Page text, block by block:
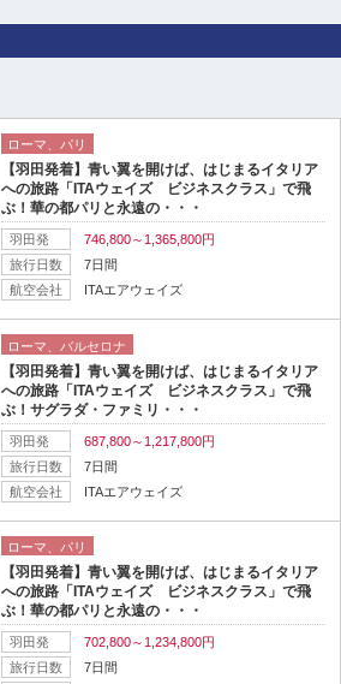
ローマ、パリ
【羽田発着】青い翼を開けば、はじまるイタリア
への旅路「ITAウェイズ ビジネスクラス」で飛
ぶ！華の都パリと永遠の・・・
羽田発
746,800～1,365,800円
旅行日数
7日間
航空会社
ITAエアウェイズ
ローマ、バルセロナ
【羽田発着】青い翼を開けば、はじまるイタリア
への旅路「ITAウェイズ ビジネスクラス」で飛
ぶ！サグラダ・ファミリ・・・
羽田発
687,800～1,217,800円
旅行日数
7日間
航空会社
ITAエアウェイズ
ローマ、パリ
【羽田発着】青い翼を開けば、はじまるイタリア
への旅路「ITAウェイズ ビジネスクラス」で飛
ぶ！華の都パリと永遠の・・・
羽田発
702,800～1,234,800円
旅行日数
7日間